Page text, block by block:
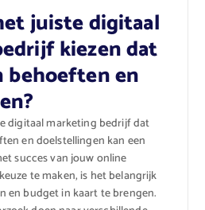
juiste digitaal
kiezen dat
behoeften en
digitaal marketing bedrijf dat
en doelstellingen kan een
succes van jouw online
te maken, is het belangrijk
en budget in kaart te brengen.